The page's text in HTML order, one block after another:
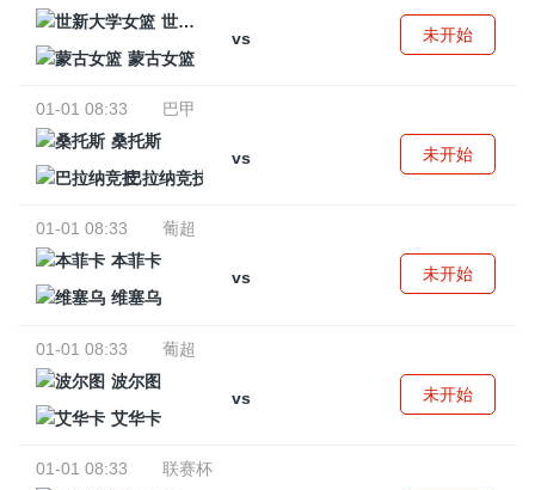
世新大学女篮
vs
蒙古女篮
未开始
01-01 08:33
巴甲
桑托斯
vs
巴拉纳竞技
未开始
01-01 08:33
葡超
本菲卡
vs
维塞乌
未开始
01-01 08:33
葡超
波尔图
vs
艾华卡
未开始
01-01 08:33
联赛杯